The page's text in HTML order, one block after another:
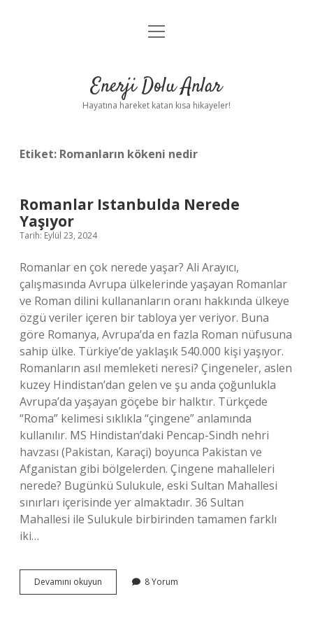
Anasayfa
Yasal Uyarı
menüyü
Enerji Dolu Anlar
Hayatına hareket katan kısa hikayeler!
Etiket: Romanların kökeni nedir
Romanlar Istanbulda Nerede
Yaşıyor
Tarih: Eylül 23, 2024
Romanlar en çok nerede yaşar? Ali Arayıcı,
çalışmasında Avrupa ülkelerinde yaşayan Romanlar
ve Roman dilini kullananların oranı hakkında ülkeye
özgü veriler içeren bir tabloya yer veriyor. Buna
göre Romanya, Avrupa’da en fazla Roman nüfusuna
sahip ülke. Türkiye’de yaklaşık 540.000 kişi yaşıyor.
Romanların asıl memleketi neresi? Çingeneler, aslen
kuzey Hindistan’dan gelen ve şu anda çoğunlukla
Avrupa’da yaşayan göçebe bir halktır. Türkçede
“Roma” kelimesi sıklıkla “çingene” anlamında
kullanılır. MS Hindistan’daki Pencap-Sindh nehri
havzası (Pakistan, Karaçi) boyunca Pakistan ve
Afganistan gibi bölgelerden. Çingene mahalleleri
nerede? Bugünkü Sulukule, eski Sultan Mahallesi
sınırları içerisinde yer almaktadır. 36 Sultan
Mahallesi ile Sulukule birbirinden tamamen farklı
iki…
Devamını okuyun Romanlar
Istanbulda
8 Yorum